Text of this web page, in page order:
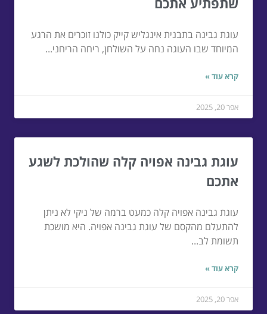
עוגת גבינה בתבנית אינגליש קייק כולנו זוכרים את הרגע
המיוחד שבו העוגה נחה על השולחן, ריחה הריחני...
קרא עוד »
אפר 20, 2025
עוגת גבינה אפויה קלה שהולכת לשגע
אתכם
עוגת גבינה אפויה קלה כמעט ברמה של ניקי לא ניתן
להתעלם מהקסם של עוגת גבינה אפויה. היא מושכת
תשומת לב...
קרא עוד »
אפר 20, 2025